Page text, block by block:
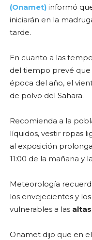
(Onamet) informó
iniciarán en la
tarde.
En cuanto a las
del tiempo prevé que
época del año, el
de polvo del Sahara.
Recomienda a la
líquidos, vestir ropas
al exposición
11:00 de la mañana y
Meteorología
los envejecientes y
vulnerables a las
Onamet dijo que en